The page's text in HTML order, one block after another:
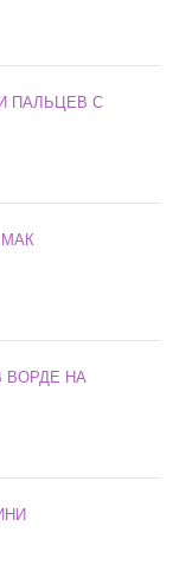
ПАЛЬЦЕВ С
ВОРДЕ НА